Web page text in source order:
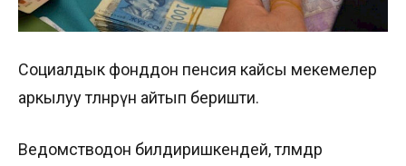
Социалдык фонддон пенсия кайсы мекемелер
аркылуу төлөнөрүн айтып беришти.
Ведомстводон билдиришкендей, төлөмдөр